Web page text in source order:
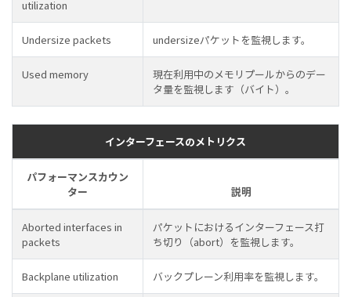
utilization
Undersize packets undersizeパケットを監視します。
Used memory
現在利用中のメモリプールからのデー
タ量を監視します（バイト）。
インターフェースのメトリクス
パフォーマンスカウン
ター
説明
Aborted interfaces in
packets
パケットにおけるインターフェース打
ち切り（abort）を監視します。
Backplane utilization バックプレーン利用率を監視します。